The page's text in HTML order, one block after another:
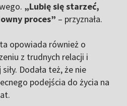
„Lubię się starzeć,
proces” – przyznała.
opowiada również o
z trudnych relacji i
Dodała też, że nie
podejścia do życia na